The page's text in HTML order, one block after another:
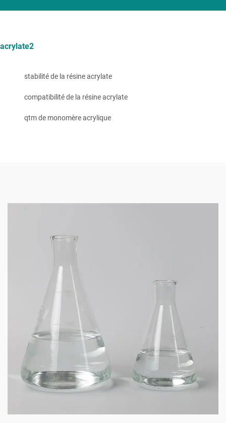
acrylate2
stabilité de la résine acrylate
compatibilité de la résine acrylate
qtm de monomère acrylique